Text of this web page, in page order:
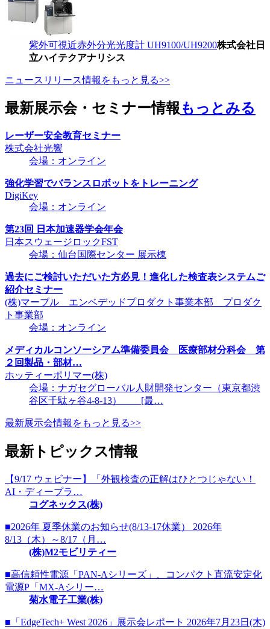
紫外可視近赤外分光光度計 UH9100/UH9200株式会社日
立ハイテクアナリシス
ニュースリリース情報をもっと見る>>
最新展示会・セミナー情報もっとみる
レーザー安全教育セミナー
株式会社光響
会場：オンライン
強化学習でバランスロボットをトレーニング
DigiKey
会場：オンライン
第23回 日本加速器学会年会
日本スウェージロックFST
会場：仙台国際センター 展示棟
過去にご検討いただいた方必見！進化した検査表システムご
紹介セミナー
(株)マーブル エンベデッドプロダクト事業本部 プロダク
ト事業部
会場：オンライン
メディカルコンソーシアム準備委員会 医療部材分科会 第
２回製品・部材…
ホッティーポリマー(株)
会場：ナガセグローバル人財開発センター（東京都渋
谷区千駄ヶ谷4-8-13） [最…
最新展示会情報をもっと見る>>
最新トピックス情報
【9/17 ウェビナー】「外観検査の正解はひとつじゃない！
AI・ディープラ…
コグネックス(株)
■2026年 夏季休業のお知らせ(8/13-17休業） 2026年
8/13（木）～8/17（月…
(株)M2モビリティー
■高信頼性電源「PAN-Aシリーズ」、コンパクト直流安定化
電源P「MX-Aシリー…
菊水電子工業(株)
■「EdgeTech+ West 2026」展示会レポート 2026年7月23日(木)